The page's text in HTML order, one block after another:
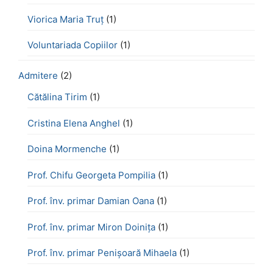
Viorica Maria Truț (1)
Voluntariada Copiilor (1)
Admitere (2)
Cătălina Tirim (1)
Cristina Elena Anghel (1)
Doina Mormenche (1)
Prof. Chifu Georgeta Pompilia (1)
Prof. înv. primar Damian Oana (1)
Prof. înv. primar Miron Doinița (1)
Prof. înv. primar Penișoară Mihaela (1)